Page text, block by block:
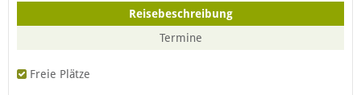
Reisebeschreibung
Termine
Freie Plätze